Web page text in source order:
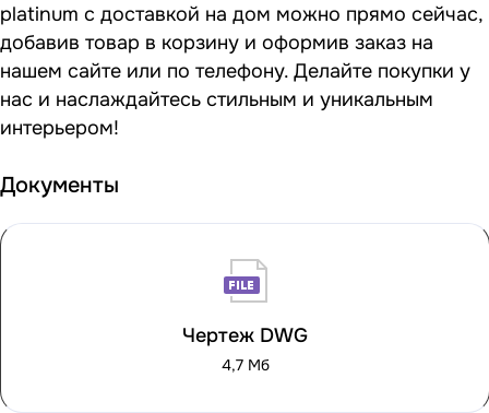
platinum с доставкой на дом можно прямо сейчас,
добавив товар в корзину и оформив заказ на
нашем сайте или по телефону. Делайте покупки у
нас и наслаждайтесь стильным и уникальным
интерьером!
Документы
Чертеж DWG
4,7 Мб